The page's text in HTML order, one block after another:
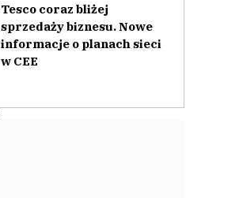
Tesco coraz bliżej
sprzedaży biznesu. Nowe
informacje o planach sieci
w CEE